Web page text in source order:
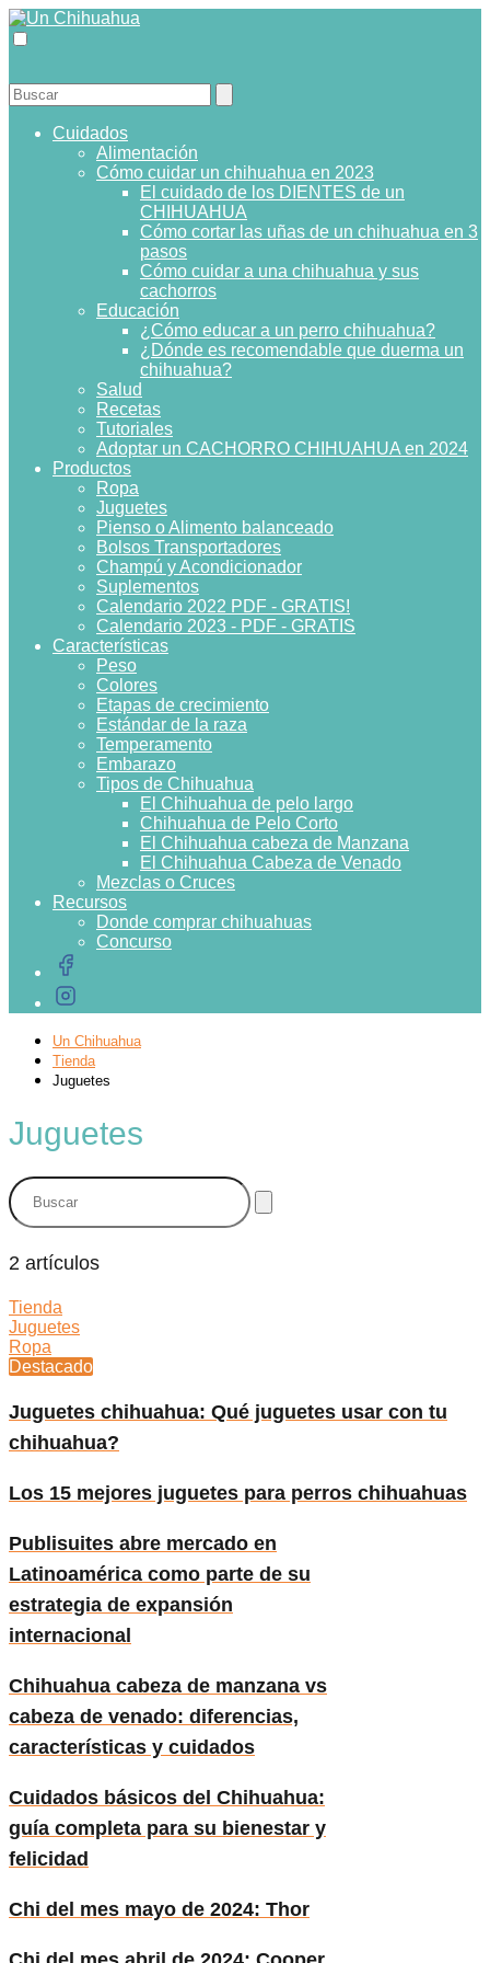
Cuidados
Alimentación
Cómo cuidar un chihuahua en 2023
El cuidado de los DIENTES de un
CHIHUAHUA
Cómo cortar las uñas de un chihuahua en 3
pasos
Cómo cuidar a una chihuahua y sus
cachorros
Educación
¿Cómo educar a un perro chihuahua?
¿Dónde es recomendable que duerma un
chihuahua?
Salud
Recetas
Tutoriales
Adoptar un CACHORRO CHIHUAHUA en 2024
Productos
Ropa
Juguetes
Pienso o Alimento balanceado
Bolsos Transportadores
Champú y Acondicionador
Suplementos
Calendario 2022 PDF - GRATIS!
Calendario 2023 - PDF - GRATIS
Características
Peso
Colores
Etapas de crecimiento
Estándar de la raza
Temperamento
Embarazo
Tipos de Chihuahua
El Chihuahua de pelo largo
Chihuahua de Pelo Corto
El Chihuahua cabeza de Manzana
El Chihuahua Cabeza de Venado
Mezclas o Cruces
Recursos
Donde comprar chihuahuas
Concurso
Un Chihuahua
Tienda
Juguetes
Juguetes
2 artículos
Tienda
Juguetes
Ropa
Destacado
Juguetes chihuahua: Qué juguetes usar con tu
chihuahua?
Los 15 mejores juguetes para perros chihuahuas
Publisuites abre mercado en
Latinoamérica como parte de su
estrategia de expansión
internacional
Chihuahua cabeza de manzana vs
cabeza de venado: diferencias,
características y cuidados
Cuidados básicos del Chihuahua:
guía completa para su bienestar y
felicidad
Chi del mes mayo de 2024: Thor